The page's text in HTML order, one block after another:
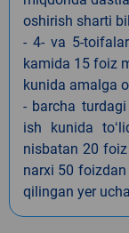
oshirish sharti
- 4- va 5-
kamida 15 foiz
kunida amalga
- barcha
ish kunida
nisbatan 20 foiz
narxi 50
qilingan yer